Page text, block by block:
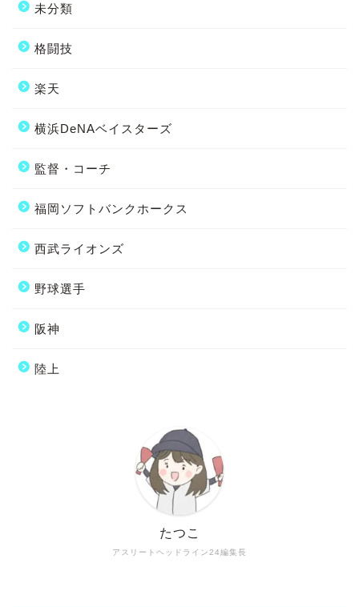
未分類
格闘技
楽天
横浜DeNAベイスターズ
監督・コーチ
福岡ソフトバンクホークス
西武ライオンズ
野球選手
阪神
陸上
アスリートヘッドライン24編集長
たつこ